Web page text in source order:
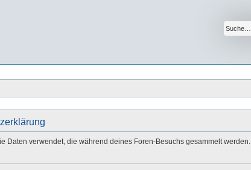
Daten verwendet, die während deines Foren-Besuchs gesammelt werden.